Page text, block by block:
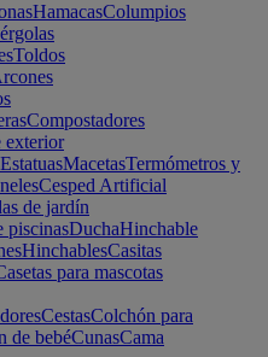
HamacasColumpios
Toldos
Compostadores
exterior
EstatuasMacetasTermómetros y
Cesped Artificial
de jardín
piscinasDuchaHinchable
HinchablesCasitas
para mascotas
CestasColchón para
de bebéCunasCama